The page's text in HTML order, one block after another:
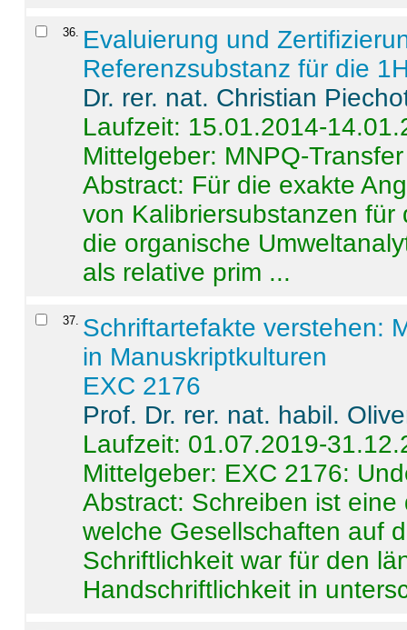
36. Evaluierung und
Referenzsubstanz für die
Dr. rer. nat. Christian
Laufzeit: 15.01.2014-
Mittelgeber: MNPQ-Transfer
Abstract: Für die exakte
von Kalibriersubstanzen
die organische
als relative prim ...
37. Schriftartefakte verstehen:
in Manuskriptkulturen
EXC 2176
Prof. Dr. rer. nat. habil.
Laufzeit: 01.07.2019-
Mittelgeber: EXC 2176:
Abstract: Schreiben ist
welche Gesellschaften auf
Schriftlichkeit war für den
Handschriftlichkeit in